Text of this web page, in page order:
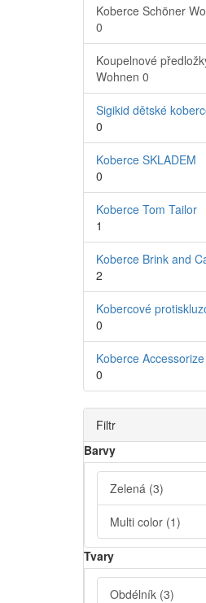
Koberce Schöner
0
Koupelnové
Wohnen 0
Sigikid dětské
0
Koberce SKLADEM
0
Koberce Tom Tailor
1
Koberce Brink and
2
Kobercové
0
Koberce
0
Filtr
Barvy
Zelená (3)
Multi color (1)
Tvary
Obdélník (3)